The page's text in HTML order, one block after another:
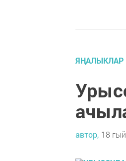
ЯҢАЛЫКЛАР
автор, 18